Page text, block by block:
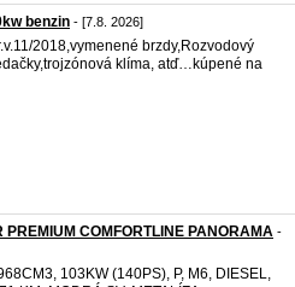
benzin - [7.8. 2026]
2018,vymenené brzdy,Rozvodový
klíma, atď…kúpené na
COMFORTLINE PANORAMA -
103KW (140PS), P, M6, DIESEL,